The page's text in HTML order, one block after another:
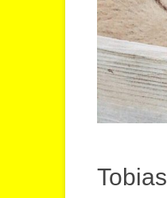
Tobias